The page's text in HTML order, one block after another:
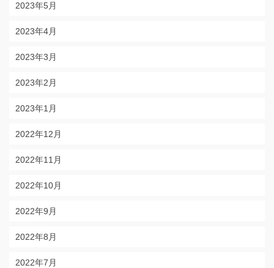
2023年5月
2023年4月
2023年3月
2023年2月
2023年1月
2022年12月
2022年11月
2022年10月
2022年9月
2022年8月
2022年7月